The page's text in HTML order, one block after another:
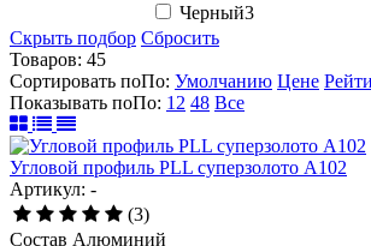
Черный3
Скрыть подбор Сбросить
Товаров: 45
Сортировать поПо: Умолчанию Цене
Показывать поПо: 12 48 Все
Угловой профиль PLL суперзолото А102
Артикул: -
(3)
Состав Алюминий